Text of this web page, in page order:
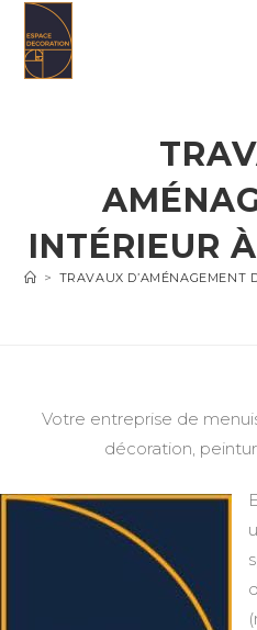
content
INTÉRIEUR
> TRAVAUX D’AMÉNAGEMENT
Votre entreprise de
décoration,